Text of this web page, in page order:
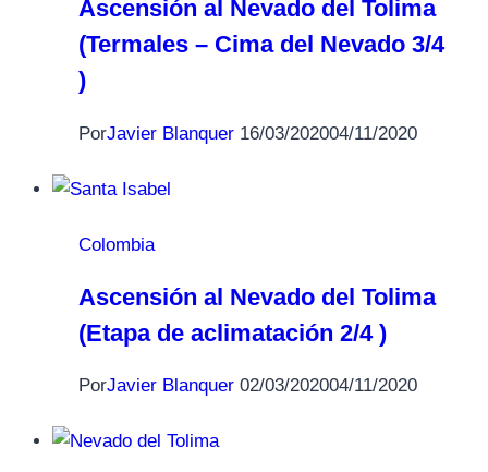
Ascensión al Nevado del Tolima
(Termales – Cima del Nevado 3/4
)
PorJavier Blanquer 16/03/202004/11/2020
Colombia
Ascensión al Nevado del Tolima
(Etapa de aclimatación 2/4 )
PorJavier Blanquer 02/03/202004/11/2020